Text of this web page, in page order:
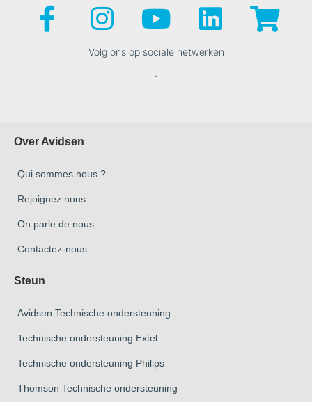
Volg ons op sociale netwerken
.
Over Avidsen
Qui sommes nous ?
Rejoignez nous
On parle de nous
Contactez-nous
Steun
Avidsen Technische ondersteuning
Technische ondersteuning Extel
Technische ondersteuning Philips
Thomson Technische ondersteuning